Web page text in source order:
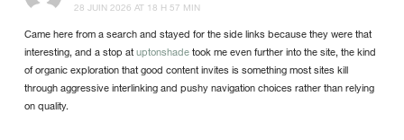
28 JUIN 2026 AT 18 H 57 MIN
Came here from a search and stayed for the side links because they were that
interesting, and a stop atuptonshadetook me even further into the site, the kind
of organic exploration that good content invites is something most sites kill
through aggressive interlinking and pushy navigation choices rather than relying
on quality.